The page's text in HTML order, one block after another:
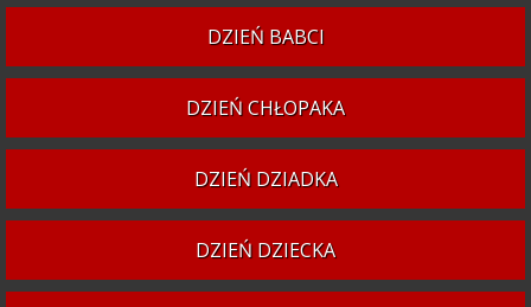
DZIEŃ BABCI
DZIEŃ CHŁOPAKA
DZIEŃ DZIADKA
DZIEŃ DZIECKA